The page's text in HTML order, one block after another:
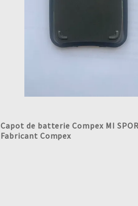
Capot de batterie Compex MI
Fabricant Compex